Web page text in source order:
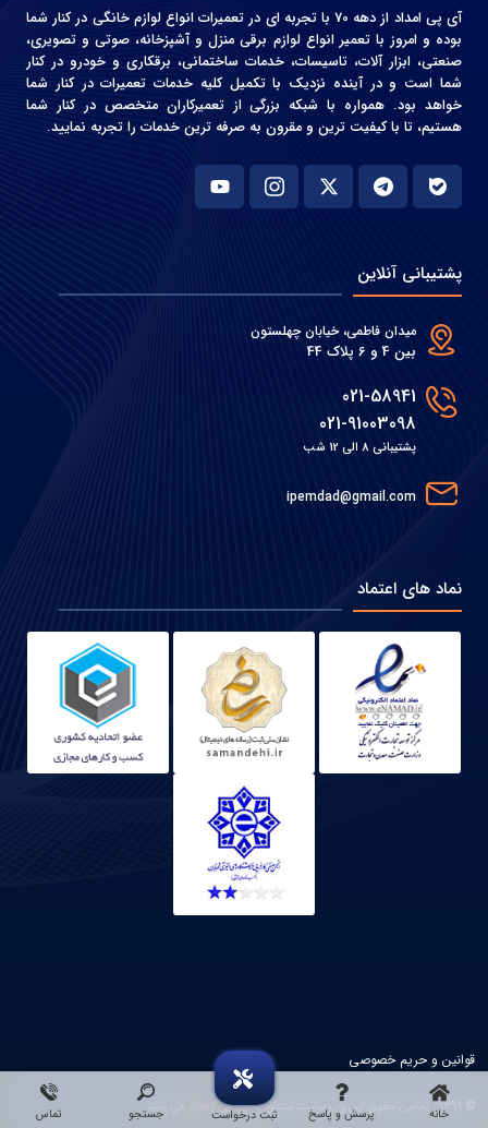
خانه پرسش و پاسخ ثبت درخواست جستجو تماس
آی پی امداد از دهه 70 با تجربه ای در تعمیرات انواع لوازم خانگی در کنار شما
بوده و امروز با تعمیر انواع لوازم برقی منزل و آشپزخانه، صوتی و‌ تصویری،
صنعتی، ابزار آلات، تاسیسات، خدمات ساختمانی، برقکاری و خودرو در کنار
شما است و در آینده نزدیک با تکمیل کلیه خدمات تعمیرات در کنار شما
خواهد بود. همواره با شبکه بزرگی از تعمیرکاران متخصص در کنار شما
هستیم، تا با کیفیت ترین و مقرون به صرفه ترین خدمات را تجربه نمایید.
پشتیبانی آنلاین
میدان فاطمی، خیابان چهلستون
بین 4 و 6 پلاک 44
021-58941
021-91003098
پشتیبانی 8 الی 12 شب
ipemdad@gmail.com
نماد های اعتماد
© 1399 - تمامی حقوق این وب سایت متعلق به آی پی امداد می باشد.
قوانین و حریم خصوصی